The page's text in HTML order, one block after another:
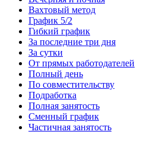
Вахтовый метод
График 5/2
Гибкий график
За последние три дня
За сутки
От прямых работодателей
Полный день
По совместительству
Подработка
Полная занятость
Сменный график
Частичная занятость